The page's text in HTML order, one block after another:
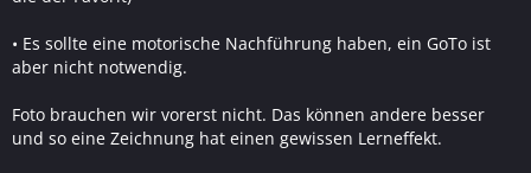
• Es sollte eine motorische Nachführung haben, ein GoTo ist
aber nicht notwendig.
Foto brauchen wir vorerst nicht. Das können andere besser
und so eine Zeichnung hat einen gewissen Lerneffekt.